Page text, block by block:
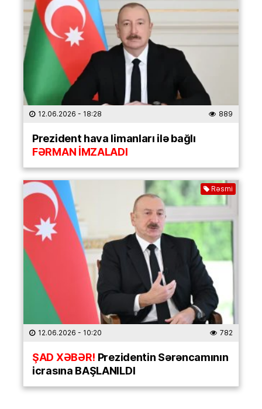
12.06.2026 - 18:28 889
Prezident hava limanları ilə bağlı
FƏRMAN İMZALADI
Rəsmi
12.06.2026 - 10:20 782
ŞAD XƏBƏR! Prezidentin Sərəncamının
icrasına BAŞLANILDI